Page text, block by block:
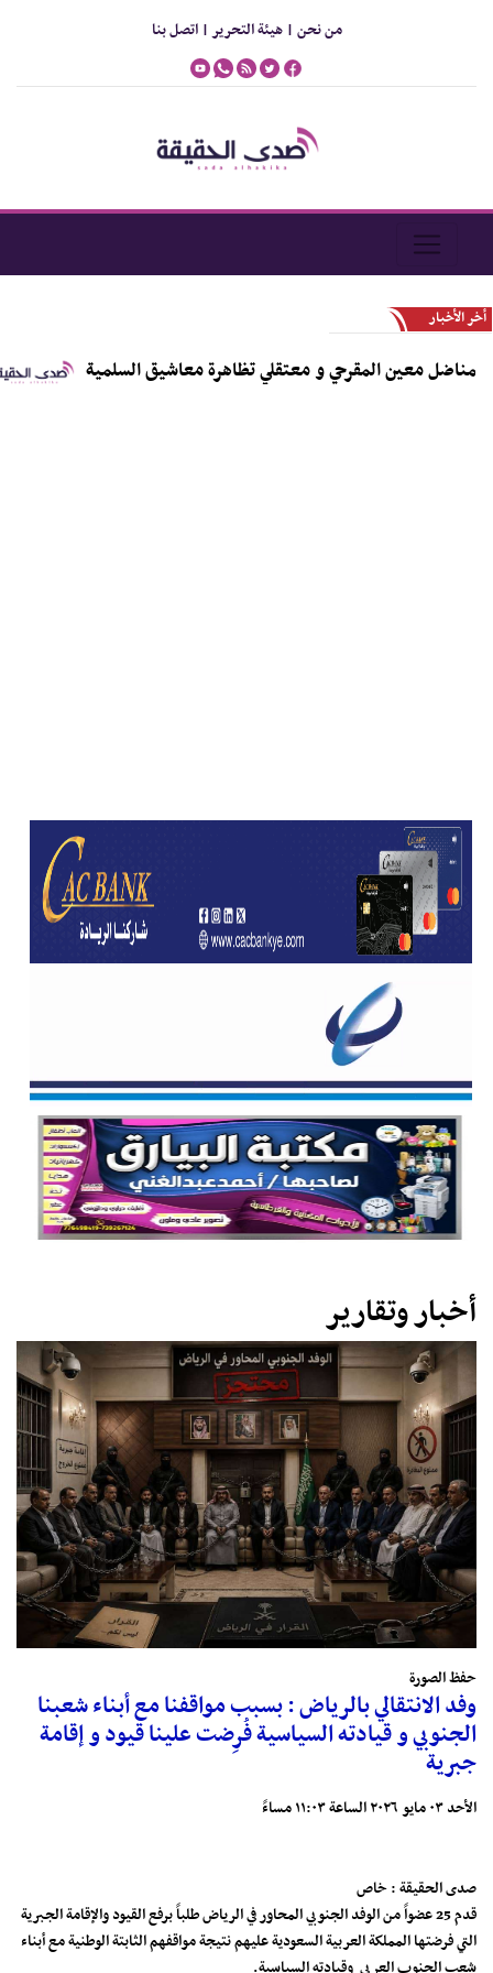
من نحن |هيئة التحرير |اتصل بنا
أخر الأخبار
معين المقرحي و معتقلي تظاهرة معاشيق السلمية
أخبار وتقارير
حفظ الصورة
وفد الانتقالي بالرياض : بسبب مواقفنا مع أبناء شعبنا
الجنوبي و قيادته السياسية فُرِضت علينا قيود و إقامة
جبرية
الأحد ٠٣ مايو ٢٠٢٦ الساعة ١١:٠٣ مساءً
صدى الحقيقة : خاص
قدم 25 عضواً من الوفد الجنوبي المحاور في الرياض طلباً برفع القيود والإقامة الجبرية
التي فرضتها المملكة العربية السعودية عليهم نتيجة مواقفهم الثابتة الوطنية مع أبناء
شعب الجنوب العربي وقيادته السياسية.